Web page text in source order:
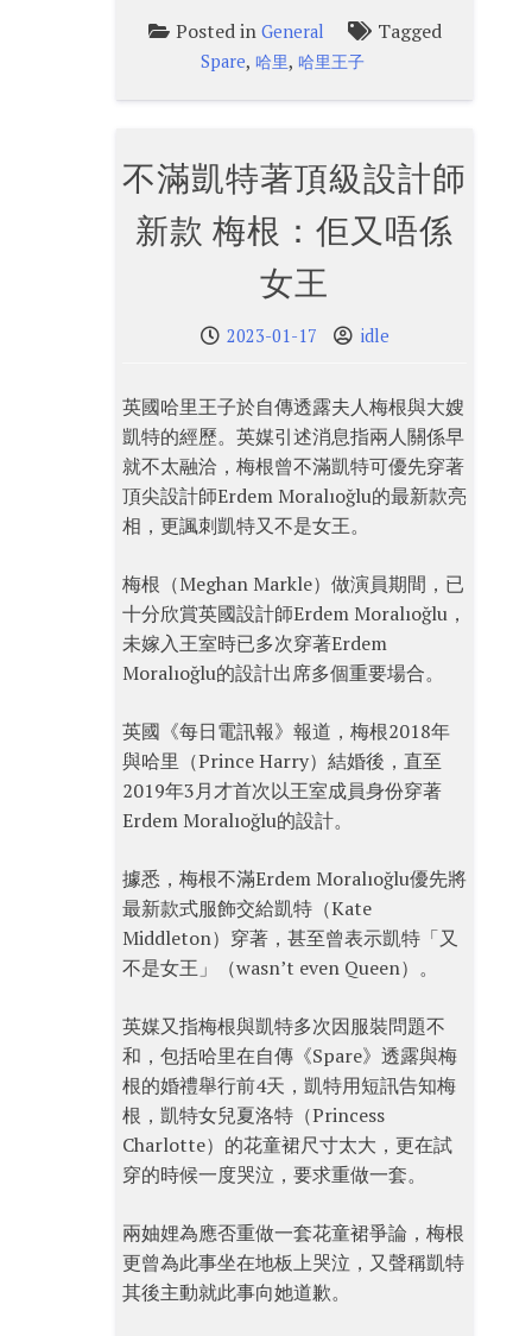
Posted in General Tagged
Spare,哈里,哈里王子
不滿凱特著頂級設計師
新款 梅根：佢又唔係
女王
2023-01-17 idle
英國哈里王子於自傳透露夫人梅根與大嫂
凱特的經歷。英媒引述消息指兩人關係早
就不太融洽，梅根曾不滿凱特可優先穿著
頂尖設計師Erdem Moralıoğlu的最新款亮
相，更諷刺凱特又不是女王。
梅根（Meghan Markle）做演員期間，已
十分欣賞英國設計師Erdem Moralıoğlu，
未嫁入王室時已多次穿著Erdem
Moralıoğlu的設計出席多個重要場合。
英國《每日電訊報》報道，梅根2018年
與哈里（Prince Harry）結婚後，直至
2019年3月才首次以王室成員身份穿著
Erdem Moralıoğlu的設計。
據悉，梅根不滿Erdem Moralıoğlu優先將
最新款式服飾交給凱特（Kate
Middleton）穿著，甚至曾表示凱特「又
不是女王」（wasn’t even Queen）。
英媒又指梅根與凱特多次因服裝問題不
和，包括哈里在自傳《Spare》透露與梅
根的婚禮舉行前4天，凱特用短訊告知梅
根，凱特女兒夏洛特（Princess
Charlotte）的花童裙尺寸太大，更在試
穿的時候一度哭泣，要求重做一套。
兩妯娌為應否重做一套花童裙爭論，梅根
更曾為此事坐在地板上哭泣，又聲稱凱特
其後主動就此事向她道歉。